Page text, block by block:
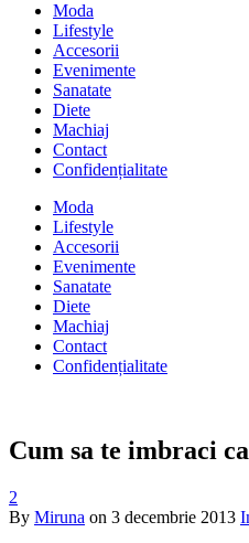
Moda
Lifestyle
Accesorii
Evenimente
Sanatate
Diete
Machiaj
Contact
Confidențialitate
Moda
Lifestyle
Accesorii
Evenimente
Sanatate
Diete
Machiaj
Contact
Confidențialitate
Cum sa te imbraci
2
By Miruna on 3 decembrie 2013